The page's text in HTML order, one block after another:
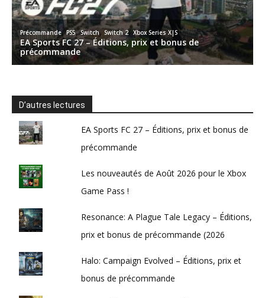
D’autres lectures
EA Sports FC 27 – Éditions, prix et bonus de
précommande
Les nouveautés de Août 2026 pour le Xbox
Game Pass !
Resonance: A Plague Tale Legacy – Éditions,
prix et bonus de précommande (2026
Halo: Campaign Evolved – Éditions, prix et
bonus de précommande